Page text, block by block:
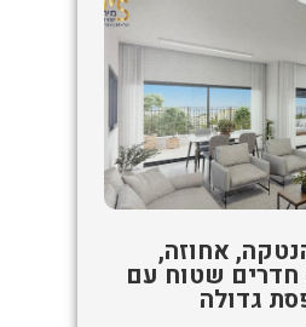
אחוזה,
פנטהאוז 5 חדרים שטוח עם
גדולה